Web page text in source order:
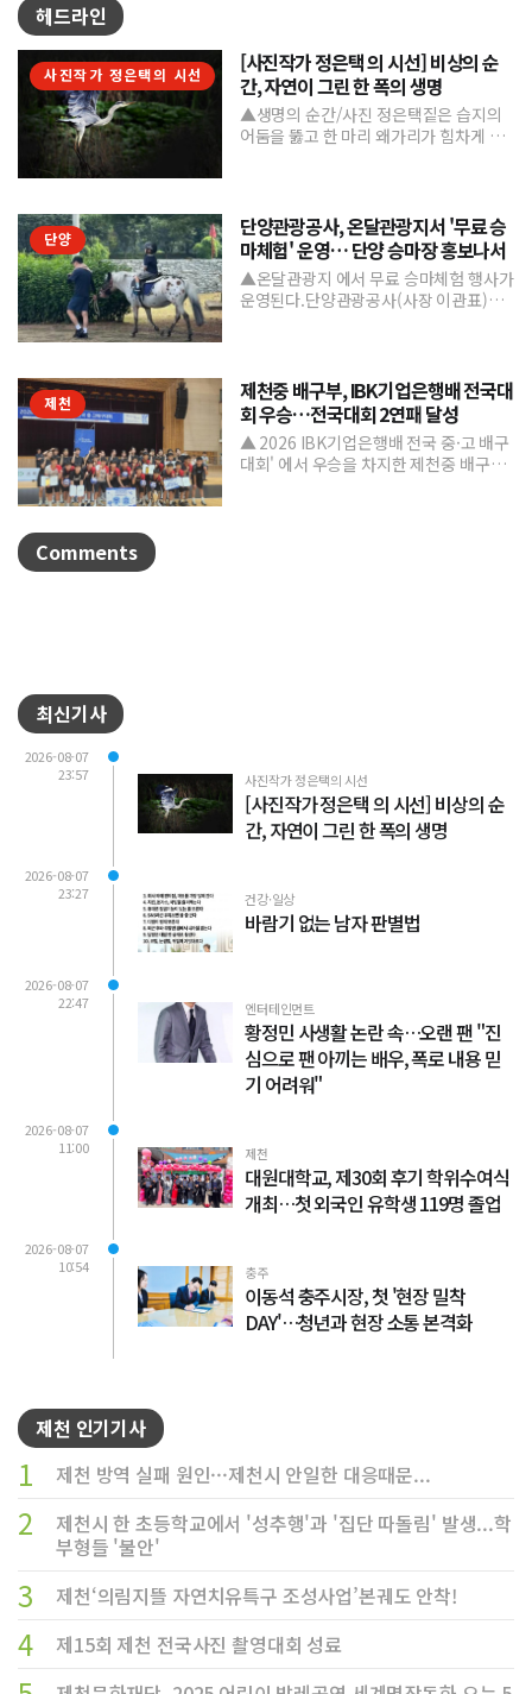
헤드라인
사진작가 정은택의 시선
[사진작가 정은택 의 시선] 비상의 순
간, 자연이 그린 한 폭의 생명
▲생명의 순간/사진 정은택짙은 습지의
어둠을 뚫고 한 마리 왜가리가 힘차게 날
단양
단양관광공사, 온달관광지서 '무료 승
마체험' 운영… 단양 승마장 홍보나서
▲온달관광지 에서 무료 승마체험 행사가
운영된다.단양관광공사(사장 이관표)가
제천
제천중 배구부, IBK기업은행배 전국대
회 우승…전국대회 2연패 달성
▲ 2026 IBK기업은행배 전국 중·고 배구
대회' 에서 우승을 차지한 제천중 배구부.
Comments
최신기사
2026-08-07
23:57
사진작가 정은택의 시선
[사진작가 정은택 의 시선] 비상의 순
간, 자연이 그린 한 폭의 생명
2026-08-07
23:27
건강·일상
바람기 없는 남자 판별법
2026-08-07
22:47
엔터테인먼트
황정민 사생활 논란 속…오랜 팬 "진
심으로 팬 아끼는 배우, 폭로 내용 믿
기 어려워"
2026-08-07
11:00
제천
대원대학교, 제30회 후기 학위수여식
개최…첫 외국인 유학생 119명 졸업
2026-08-07
10:54
충주
이동석 충주시장, 첫 '현장 밀착
DAY'…청년과 현장 소통 본격화
제천 인기기사
1 제천 방역 실패 원인···제천시 안일한 대응때문...
2
제천시 한 초등학교에서 '성추행'과 '집단 따돌림' 발생...학
부형들 '불안'
3 제천‘의림지뜰 자연치유특구 조성사업’본궤도 안착!
4 제15회 제천 전국사진 촬영대회 성료